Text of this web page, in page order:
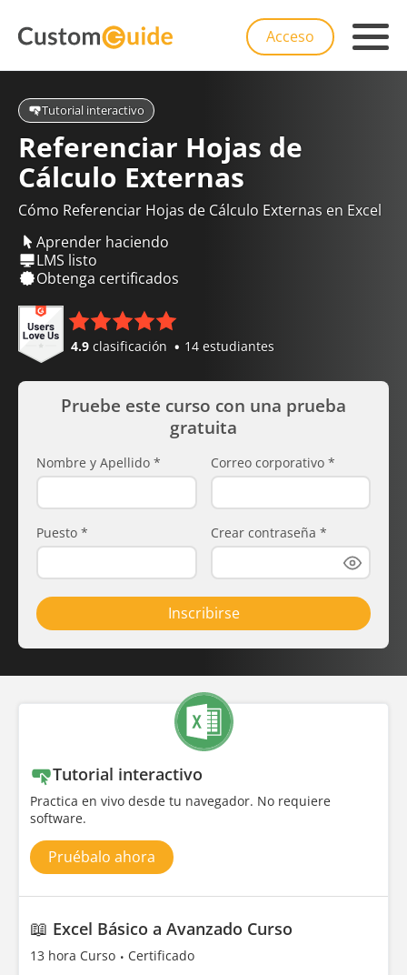
Acceso
Tutorial interactivo
Referenciar Hojas de
Cálculo Externas
Cómo Referenciar Hojas de Cálculo Externas en Excel
Aprender haciendo
LMS listo
Obtenga certificados
4.9 clasificación 14 estudiantes
Pruebe este curso con una prueba
gratuita
Nombre y Apellido * Correo corporativo *
Puesto * Crear contraseña *
Inscribirse
Tutorial interactivo
Practica en vivo desde tu navegador. No requiere
software.
Pruébalo ahora
📖 Excel Básico a Avanzado Curso
13 hora Curso Certificado